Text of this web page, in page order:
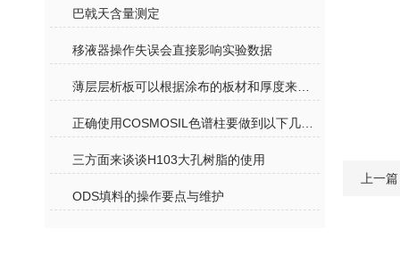
巴戟天含量测定
移液器操作失误会直接影响实验数据
三方面来谈谈H103大孔树脂的使用
ODS填料的操作要点与维护
上一